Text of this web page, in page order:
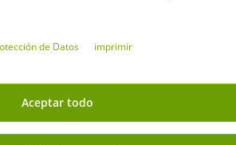
THE NORTH FACE
deportivo de
de Datos imprimir
Aceptar todo